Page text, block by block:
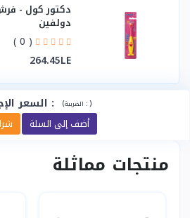
دكتور كول -
دولفين
( 0 )
264.45LE
السعر : ( الضريبة :)
أضف إلى السلة
منتجات مماثلة